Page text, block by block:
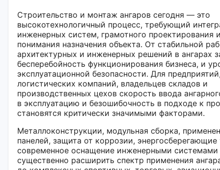
Строительство и монтаж ангаров сегодня — это
высокотехнологичный процесс, требующий
инженерных систем, грамотного проектирования
понимания назначения объекта. От стабильной
архитектурных и инженерных решений в ангарах
бесперебойность функционирования бизнеса, и
эксплуатационной безопасности. Для
логистических компаний, владельцев складов и
производственных цехов скорость ввода
в эксплуатацию и безошибочность в подходе к
становятся критически значимыми факторами.
Металлоконструкции, модульная сборка,
панелей, защита от коррозии, энергосберегающие
современное оснащение инженерными системами
существенно расширить спектр применения